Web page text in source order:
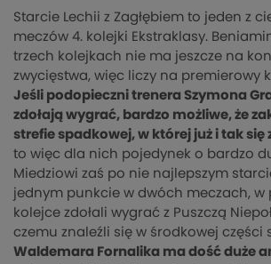
Starcie Lechii z Zagłębiem to jeden z
meczów 4. kolejki Ekstraklasy.
trzech kolejkach nie ma jeszcze na
zwycięstwa, więc liczy na premierowy
Jeśli podopieczni trenera Szymona
zdołają wygrać, bardzo możliwe, że
strefie spadkowej, w której już i tak się
to więc dla nich pojedynek o bardzo
Miedziowi zaś po nie najlepszym
jednym punkcie w dwóch meczach, w
kolejce zdołali wygrać z Puszczą
czemu znaleźli się w środkowej części
Waldemara Fornalika ma dość duże